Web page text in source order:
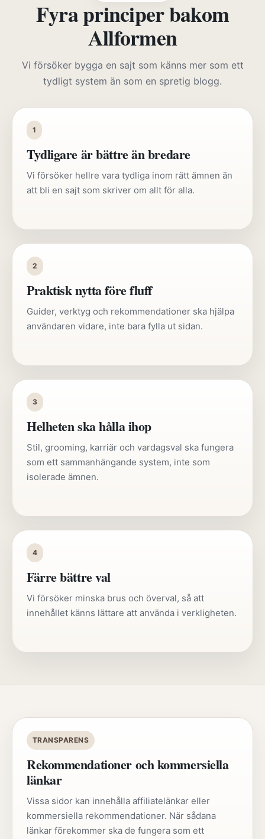
Fyra principer bakom
Allformen
Vi försöker bygga en sajt som känns mer som ett
tydligt system än som en spretig blogg.
1
Tydligare är bättre än bredare
Vi försöker hellre vara tydliga inom rätt ämnen än
att bli en sajt som skriver om allt för alla.
2
Praktisk nytta före fluff
Guider, verktyg och rekommendationer ska hjälpa
användaren vidare, inte bara fylla ut sidan.
3
Helheten ska hålla ihop
Stil, grooming, karriär och vardagsval ska fungera
som ett sammanhängande system, inte som
isolerade ämnen.
4
Färre bättre val
Vi försöker minska brus och överval, så att
innehållet känns lättare att använda i verkligheten.
TRANSPARENS
Rekommendationer och kommersiella
länkar
Vissa sidor kan innehålla affiliatelänkar eller
kommersiella rekommendationer. När sådana
länkar förekommer ska de fungera som ett